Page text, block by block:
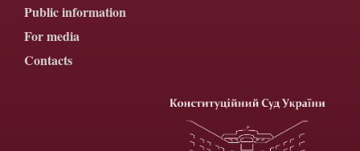
Public information
For media
Contacts